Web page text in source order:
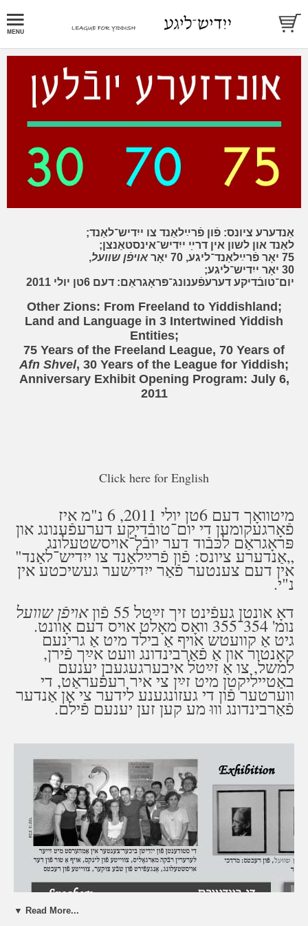
אַנדערע ציונס: פֿון פֿרײַלאַנד צו ייִדיש־לאַנד;
לאַנד און לשון אין דרײַ ייִדיש־אינסטאַנצן;
75 יאָר פֿרײַלאַנד־ליגע, 70 יאָר
אױפֿן שװעל,
30 יאָר ייִדיש־ליגע;
יום־טובֿדיקע דערעפֿענונג־פּראָגראַם: דעם 6טן יולי 2011
Other Zions: From Freeland to Yiddishland;
Land and Language in 3 Intertwined Yiddish
Entities;
75 Years of the Freeland League, 70 Years of
Afn Shvel, 30 Years of the League for Yiddish;
Anniversary Exhibit Opening Program: July 6,
2011
Click here for English
מיטוואָך דעם 6טן יולי 2011, 6 נ"מ איז
פֿאָרגעקומען די יום־טובֿדיקע דערעפֿענונג און
פּראָגראַם לכּבֿוד דער יובֿל־אױסשטעלונג
„אַנדערע ציונס: פֿון פֿרײַלאַנד צו ייִדיש־לאַנד"
אין דעם צענטער פֿאַר ייִדישער געשיכטע אין
נ"י.
דאָ אונטן געפֿינט זיך זײַטל 55 פֿון
אויפֿן שוועל
נומ' 354־355 וואָס מאָלט אויס דעם אָוונט.
גיט אַ קוועטש אויף אַ בילד מיט אַ גרינעם
קאָנטור און אַ פֿאַרבינדונג וועט אײַך פֿירן,
למשל, צו אַ זײַטל איבערגעגעבן יענעם
באַטייליקטן מיט זײַן צי איר רעפֿעראַט, די
ווערטער פֿון די געזונגענע לידער צי אַן אַנדער
פֿאַרבינדונג וווּ מע קען זען יענעם פֿילם.
▼ Read More...